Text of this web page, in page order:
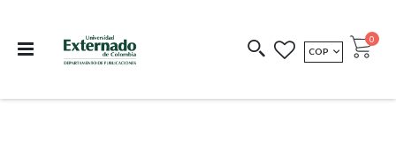
COEDICIONES REDIMIR CÓDIGO
MONEDA
COP Cart
0